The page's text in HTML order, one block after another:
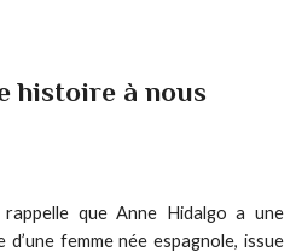
histoire à nous
que Anne Hidalgo a une
femme née espagnole, issue